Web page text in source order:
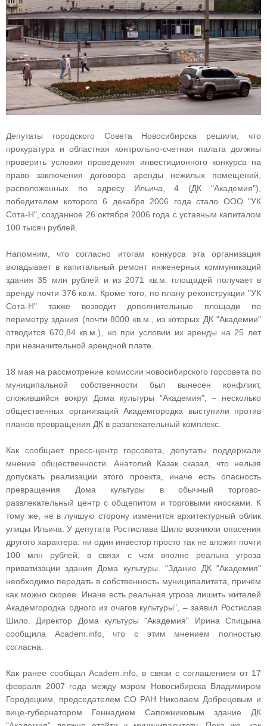
Депутаты городского Совета Новосибирска решили, что
прокуратура и областная контрольно-счетная палата должны
проверить условия проведения инвестиционного конкурса на
право заключения договора аренды нежилых помещений,
расположенных по адресу Ильича, 4 (ДК "Академия"),
победителем которого 6 декабря 2006 года стало ООО "УК
Сота-Н", созданное 26 октября 2006 года с уставным капиталом
100 тысяч рублей.
Напомним, что согласно итогам конкурса эта организация
вкладывает в капитальный ремонт инженерных коммуникаций
здания 35 млн рублей и из 2071 кв.м. площадей получает в
аренду почти 376 кв.м. Кроме того, по плану реконструкции "УК
Сота-Н" также возводит дополнительные площади по
периметру здания (почти 8000 кв.м., из которых ДК "Академии"
отводится 670,84 кв.м.), но при условии их аренды на 25 лет
при незначительной арендной плате.
18 мая на рассмотрение комиссии новосибирского горсовета по
муниципальной собственности был вынесен конфликт,
сложившийся вокруг Дома культуры "Академия", – несколько
общественных организаций Академгородка выступили против
планов превращения ДК в развлекательный комплекс.
Как сообщает пресс-центр горсовета, депутаты поддержали
мнение общественности. Анатолий Казак сказал, что нельзя
допускать реализации этого проекта, иначе есть опасность
превращения Дома культуры в обычный торгово-
развлекательный центр с общепитом и торговыми киосками. К
тому же, не в лучшую сторону изменится архитектурный облик
улицы Ильича. У депутата Ростислава Шило возникли опасения
другого характера: ни один инвестор просто так не вложит почти
100 млн рублей, в связи с чем вполне реальна угроза
приватизации здания Дома культуры. "Здание ДК "Академия"
необходимо передать в собственность муниципалитета, причём
как можно скорее. Иначе есть реальная угроза лишить жителей
Академгородка одного из очагов культуры", – заявил Ростислав
Шило. Директор Дома культуры "Академия" Ирина Спицына
сообщила Academ.info, что с этим мнением полностью
согласна.
Как ранее сообщал Academ.info, в связи с соглашением от 17
февраля 2007 года между мэром Новосибирска Владимиром
Городецким, председателем СО РАН Николаем Добрецовым и
вице-губернатором Геннадием Сапожниковым здание ДК